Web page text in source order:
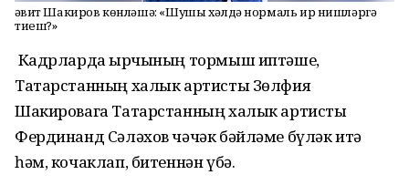
Җәвит Шакиров көнләшә: «Шушы хәлдә нормаль ир нишләргә
тиеш?»
Кадрларда җырчының тормыш иптәше,
Татарстанның халык артисты Зөлфия
Шакировага Татарстанның халык артисты
Фердинанд Сәләхов чәчәк бәйләме бүләк итә
һәм, кочаклап, битеннән үбә.